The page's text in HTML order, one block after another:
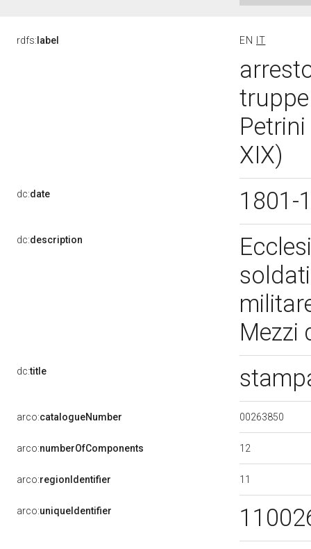
rdfs: label EN IT
XIX)
dc:date 1801-
dc:description
Mezzi
dc:title
arco:catalogueNumber 00263850
arco:numberOfComponents 12
arco:regionIdentifier 11
arco:uniqueIdentifier